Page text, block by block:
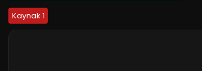
Kaynak 1